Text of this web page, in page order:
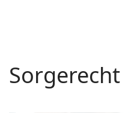
Sorgerecht